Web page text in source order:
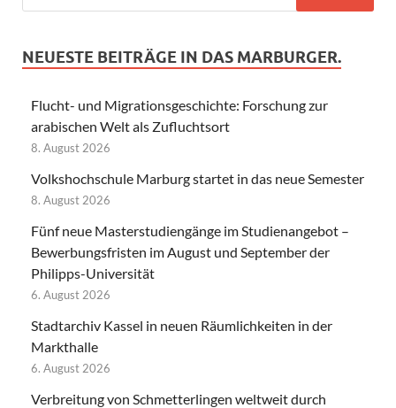
NEUESTE BEITRÄGE IN DAS MARBURGER.
Flucht- und Migrationsgeschichte: Forschung zur
arabischen Welt als Zufluchtsort
8. August 2026
Volkshochschule Marburg startet in das neue Semester
8. August 2026
Fünf neue Masterstudiengänge im Studienangebot –
Bewerbungsfristen im August und September der
Philipps-Universität
6. August 2026
Stadtarchiv Kassel in neuen Räumlichkeiten in der
Markthalle
6. August 2026
Verbreitung von Schmetterlingen weltweit durch